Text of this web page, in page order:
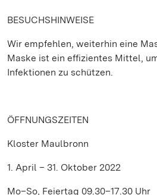
BESUCHSHINWEISE
Wir empfehlen, weiterhin eine
Maske ist ein effizientes Mittel,
Infektionen zu schützen.
ÖFFNUNGSZEITEN
Kloster Maulbronn
1. April – 31. Oktober 2022
Mo–So, Feiertag 09.30–17.30 Uhr